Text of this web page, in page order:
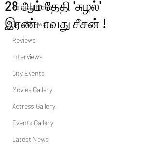
Political News
Tamil News
Reviews
Interviews
City Events
Movies Gallery
Actress Gallery
Events Gallery
Latest News
28 ஆம் தேதி 'சுழல்'
இரண்டாவது சீசன் !